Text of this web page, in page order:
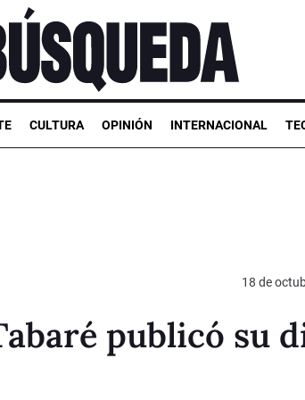
CULTURA OPINIÓN INTERNACIONAL
18 de
publicó su